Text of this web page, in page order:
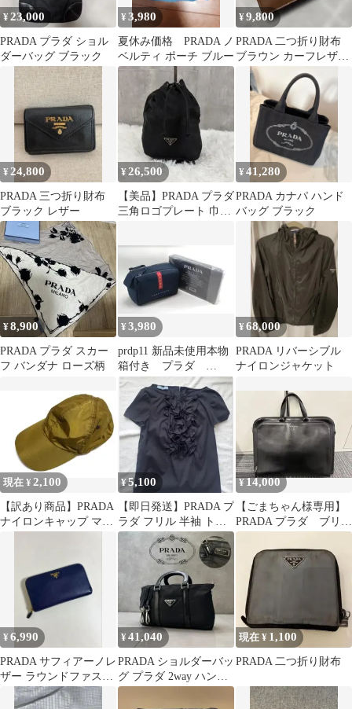
¥23,000
PRADA プラダ ショル
ダーバッグ ブラック
¥3,980
夏休み価格 PRADA ノ
ベルティ ポーチ ブルー
¥9,800
PRADA 二つ折り財布
ブラウン カーフレザ
ー 牛革
¥ 24,800
PRADA 三つ折り財布
ブラック レザー
¥26,500
【美品】PRADA プラダ
三角ロゴプレート 巾着
¥41,280
PRADA カナパ ハンド
バッグ ブラック
¥8,900
PRADA プラダ スカー
フ バンダナ ローズ柄
¥3,980
prdp11 新品未使用本物
箱付き プラダ
PRADA ノベルティト
ラベルポーチ
¥68,000
PRADA リバーシブル
ナイロンジャケット
現在 ¥ 2,100
【訳あり商品】PRADA
ナイロンキャップ マス
¥5,100
【即日発送】PRADA プ
ラダ フリル 半袖 トッ
プス ブラック
¥14,000
【ごまちゃん様専用】
PRADA プラダ ブリー
フケース サフィアー
ノレザー
¥6,990
PRADA サフィアーノレ
ザー ラウンドファスナ
ー長財布 ネイビー
¥41,040
PRADA ショルダーバッ
グ プラダ 2way ハンド
バッグ BN1052 良品
現在 ¥ 1,100
PRADA 二つ折り財布